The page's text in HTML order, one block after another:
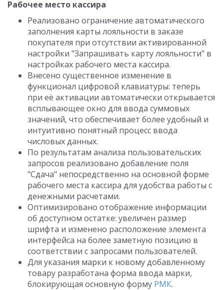
Рабочее место кассира
Реализовано ограничение автоматического
заполнения карты лояльности в заказе
покупателя при отсутствии активированной
настройки "Запрашивать карту лояльности" в
настройках рабочего места кассира.
Внесено существенное изменение в
функционал цифровой клавиатуры: теперь
при её активации автоматически открывается
всплывающее окно для ввода суммовых
значений, что обеспечивает более удобный и
интуитивно понятный процесс ввода
числовых данных.
По результатам анализа пользовательских
запросов реализовано добавление поля
"Сдача" непосредственно на основной форме
рабочего места кассира для удобства работы с
денежными расчетами.
Оптимизировано отображение информации
об доступном остатке: увеличен размер
шрифта и изменено расположение элемента
интерфейса на более заметную позицию в
соответствии с запросами пользователей.
Для указания марки к новому добавленному
товару разработана форма ввода марки,
блокирующая основную форму РМК.